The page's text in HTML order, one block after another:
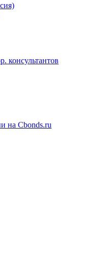
консультантов
на Cbonds.ru